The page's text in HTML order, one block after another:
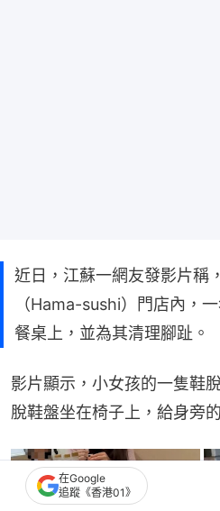
近日，江蘇一網友發影片稱
（Hama-sushi）門店內，
餐桌上，並為其清理腳趾。
影片顯示，小女孩的一隻鞋
脫鞋盤坐在椅子上，給身旁
在Google
追蹤《香港01》